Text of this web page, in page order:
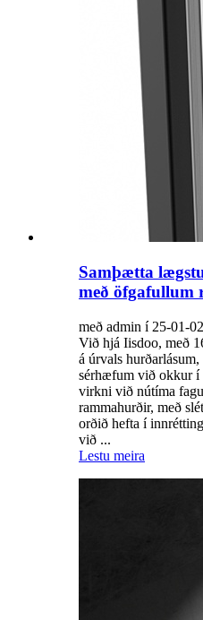
Samþætta
með öfgafullum
með admin í 25-01-02
Við hjá Iisdoo, með
á úrvals
sérhæfum við okkur í
virkni við nútíma
rammahurðir, með
orðið hefta í
við ...
Lestu meira